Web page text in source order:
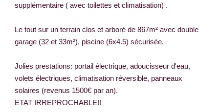
supplémentaire ( avec toilettes et climatisation) .
Le tout sur un terrain clos et arboré de 867m² avec double
garage (32 et 33m²), piscine (6x4.5) sécurisée.
Jolies prestations: portail électrique, adoucisseur d'eau,
volets électriques, climatisation réversible, panneaux
solaires (revenus 1500€ par an).
ETAT IRREPROCHABLE!!